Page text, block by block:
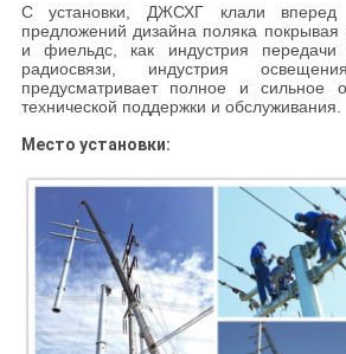
С установки, ДЖСХГ клали вперед
предложений дизайна поляка покрывая
и фиельдс, как индустрия передачи
радиосвязи, индустрия
предусматривает полное и сильное
технической поддержки и обслуживания.
Место установки: